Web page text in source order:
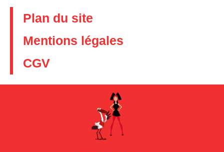
Plan du site
Mentions légales
CGV